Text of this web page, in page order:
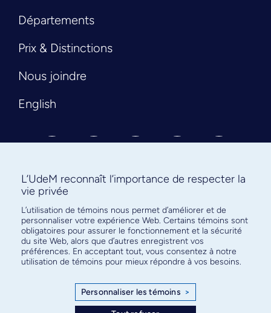
Départements
Prix & Distinctions
Nous joindre
English
Abonnez-vous à notre infolettre
pour connaître l’actualité facultaire
L’UdeM reconnaît l’importance de respecter la
vie privée
L’utilisation de témoins nous permet d’améliorer et de
personnaliser votre expérience Web. Certains témoins sont
obligatoires pour assurer le fonctionnement et la sécurité
du site Web, alors que d’autres enregistrent vos
préférences. En acceptant tout, vous consentez à notre
utilisation de témoins pour mieux répondre à vos besoins.
Personnaliser les témoins >